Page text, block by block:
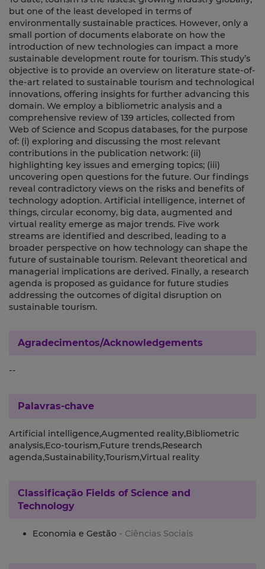
but one of the least developed in terms of
environmentally sustainable practices. However, only a
small portion of documents elaborate on how the
introduction of new technologies can impact a more
sustainable development route for tourism. This study’s
objective is to provide an overview on literature state‐of‐
the‐art related to sustainable tourism and technological
innovations, offering insights for further advancing this
domain. We employ a bibliometric analysis and a
comprehensive review of 139 articles, collected from
Web of Science and Scopus databases, for the purpose
of: (i) exploring and discussing the most relevant
contributions in the publication network: (ii)
highlighting key issues and emerging topics; (iii)
uncovering open questions for the future. Our findings
reveal contradictory views on the risks and benefits of
technology adoption. Artificial intelligence, internet of
things, circular economy, big data, augmented and
virtual reality emerge as major trends. Five work
streams are identified and described, leading to a
broader perspective on how technology can shape the
future of sustainable tourism. Relevant theoretical and
managerial implications are derived. Finally, a research
agenda is proposed as guidance for future studies
addressing the outcomes of digital disruption on
sustainable tourism.
Agradecimentos/Acknowledgements
--
Palavras-chave
Artificial intelligence,Augmented reality,Bibliometric
analysis,Eco‐tourism,Future trends,Research
agenda,Sustainability,Tourism,Virtual reality
Classificação Fields of Science and
Technology
Economia e Gestão - Ciências Sociais